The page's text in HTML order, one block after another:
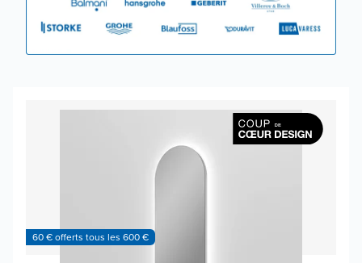
60 € offerts tous les 600 €